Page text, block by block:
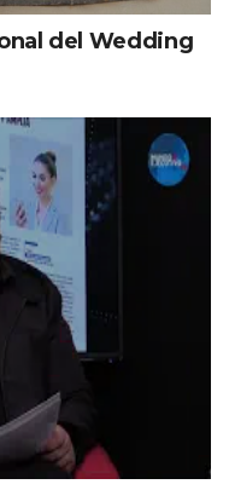
del Wedding